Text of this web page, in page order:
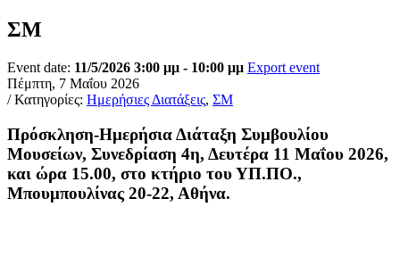
ΣΜ
Event date: 11/5/2026 3:00 μμ - 10:00 μμ Export event
Πέμπτη, 7 Μαΐου 2026
/ Κατηγορίες: Ημερήσιες Διατάξεις, ΣΜ
Πρόσκληση-Ημερήσια Διάταξη Συμβουλίου
Μουσείων, Συνεδρίαση 4η, Δευτέρα 11 Mαΐου 2026,
και ώρα 15.00, στο κτήριο του ΥΠ.ΠΟ.,
Μπουμπουλίνας 20-22, Αθήνα.